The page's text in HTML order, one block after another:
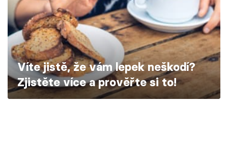
Škola vaření
Recepty z TV
Speciál: Cuketa
Těhotnej kuchař
Víte jistě, že vám lepek neškodí?
Zjistěte více a prověřte si to!